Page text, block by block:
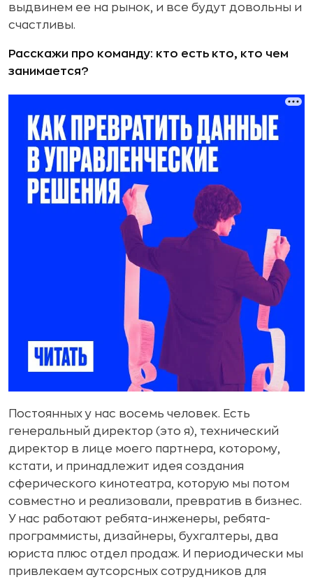
выдвинем ее на рынок, и все будут довольны и
счастливы.
Расскажи про команду: кто есть кто, кто чем
занимается?
Постоянных у нас восемь человек. Есть
генеральный директор (это я), технический
директор в лице моего партнера, которому,
кстати, и принадлежит идея создания
сферического кинотеатра, которую мы потом
совместно и реализовали, превратив в бизнес.
У нас работают ребята-инженеры, ребята-
программисты, дизайнеры, бухгалтеры, два
юриста плюс отдел продаж. И периодически мы
привлекаем аутсорсных сотрудников для